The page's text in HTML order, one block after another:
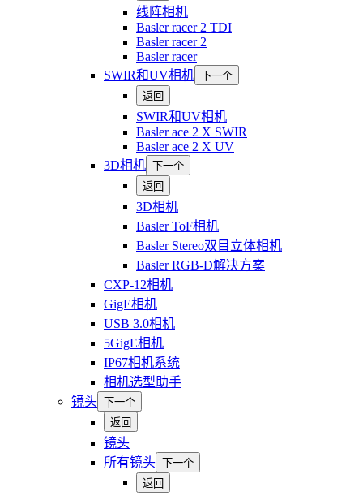
线阵相机
Basler racer 2 TDI
Basler racer 2
Basler racer
SWIR和UV相机
下一个
返回
SWIR和UV相机
Basler ace 2 X SWIR
Basler ace 2 X UV
3D相机
下一个
返回
3D相机
Basler ToF相机
Basler Stereo双目立体相机
Basler RGB-D解决方案
CXP-12相机
GigE相机
USB 3.0相机
5GigE相机
IP67相机系统
相机选型助手
镜头
下一个
返回
镜头
所有镜头
下一个
返回